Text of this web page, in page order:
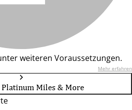
weiteren Voraussetzungen.
Mehr erfahren
Miles & More